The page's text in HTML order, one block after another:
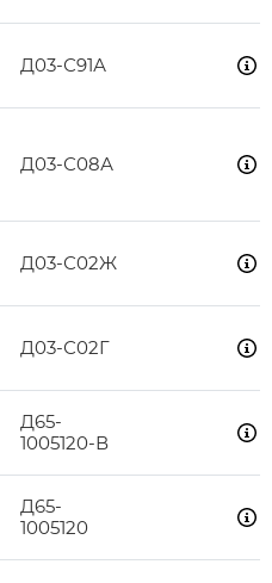
Д03-С91А
Д03-С08А
Д03-С02Ж
Д03-С02Г
Д65-
1005120-В
Д65-
1005120